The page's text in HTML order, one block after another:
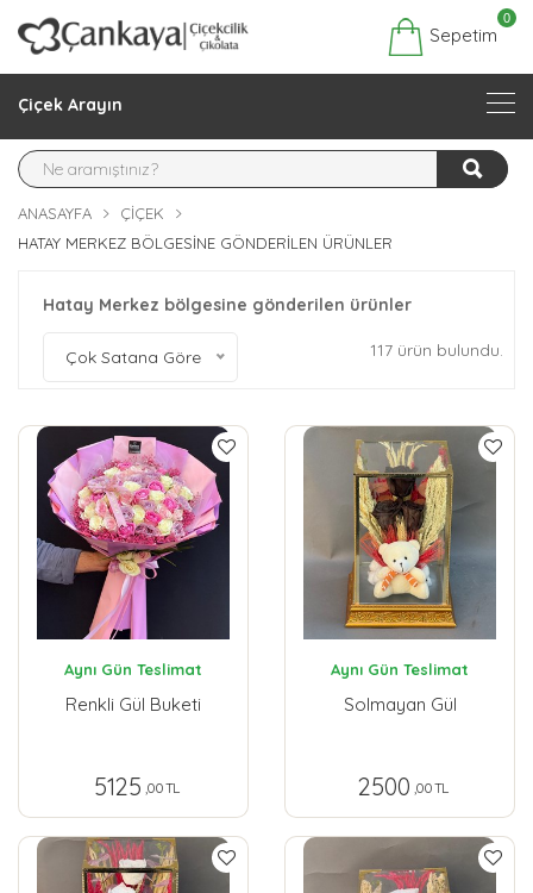
Sepetim
0
Çiçek Arayın
ANASAYFA
ÇIÇEK
HATAY MERKEZ BÖLGESINE GÖNDERILEN ÜRÜNLER
Hatay Merkez bölgesine gönderilen ürünler
Çok Satana Göre 117 ürün bulundu.
Aynı Gün Teslimat
Renkli Gül Buketi
5125 ,00 TL
Aynı Gün Teslimat
Solmayan Gül
2500 ,00 TL